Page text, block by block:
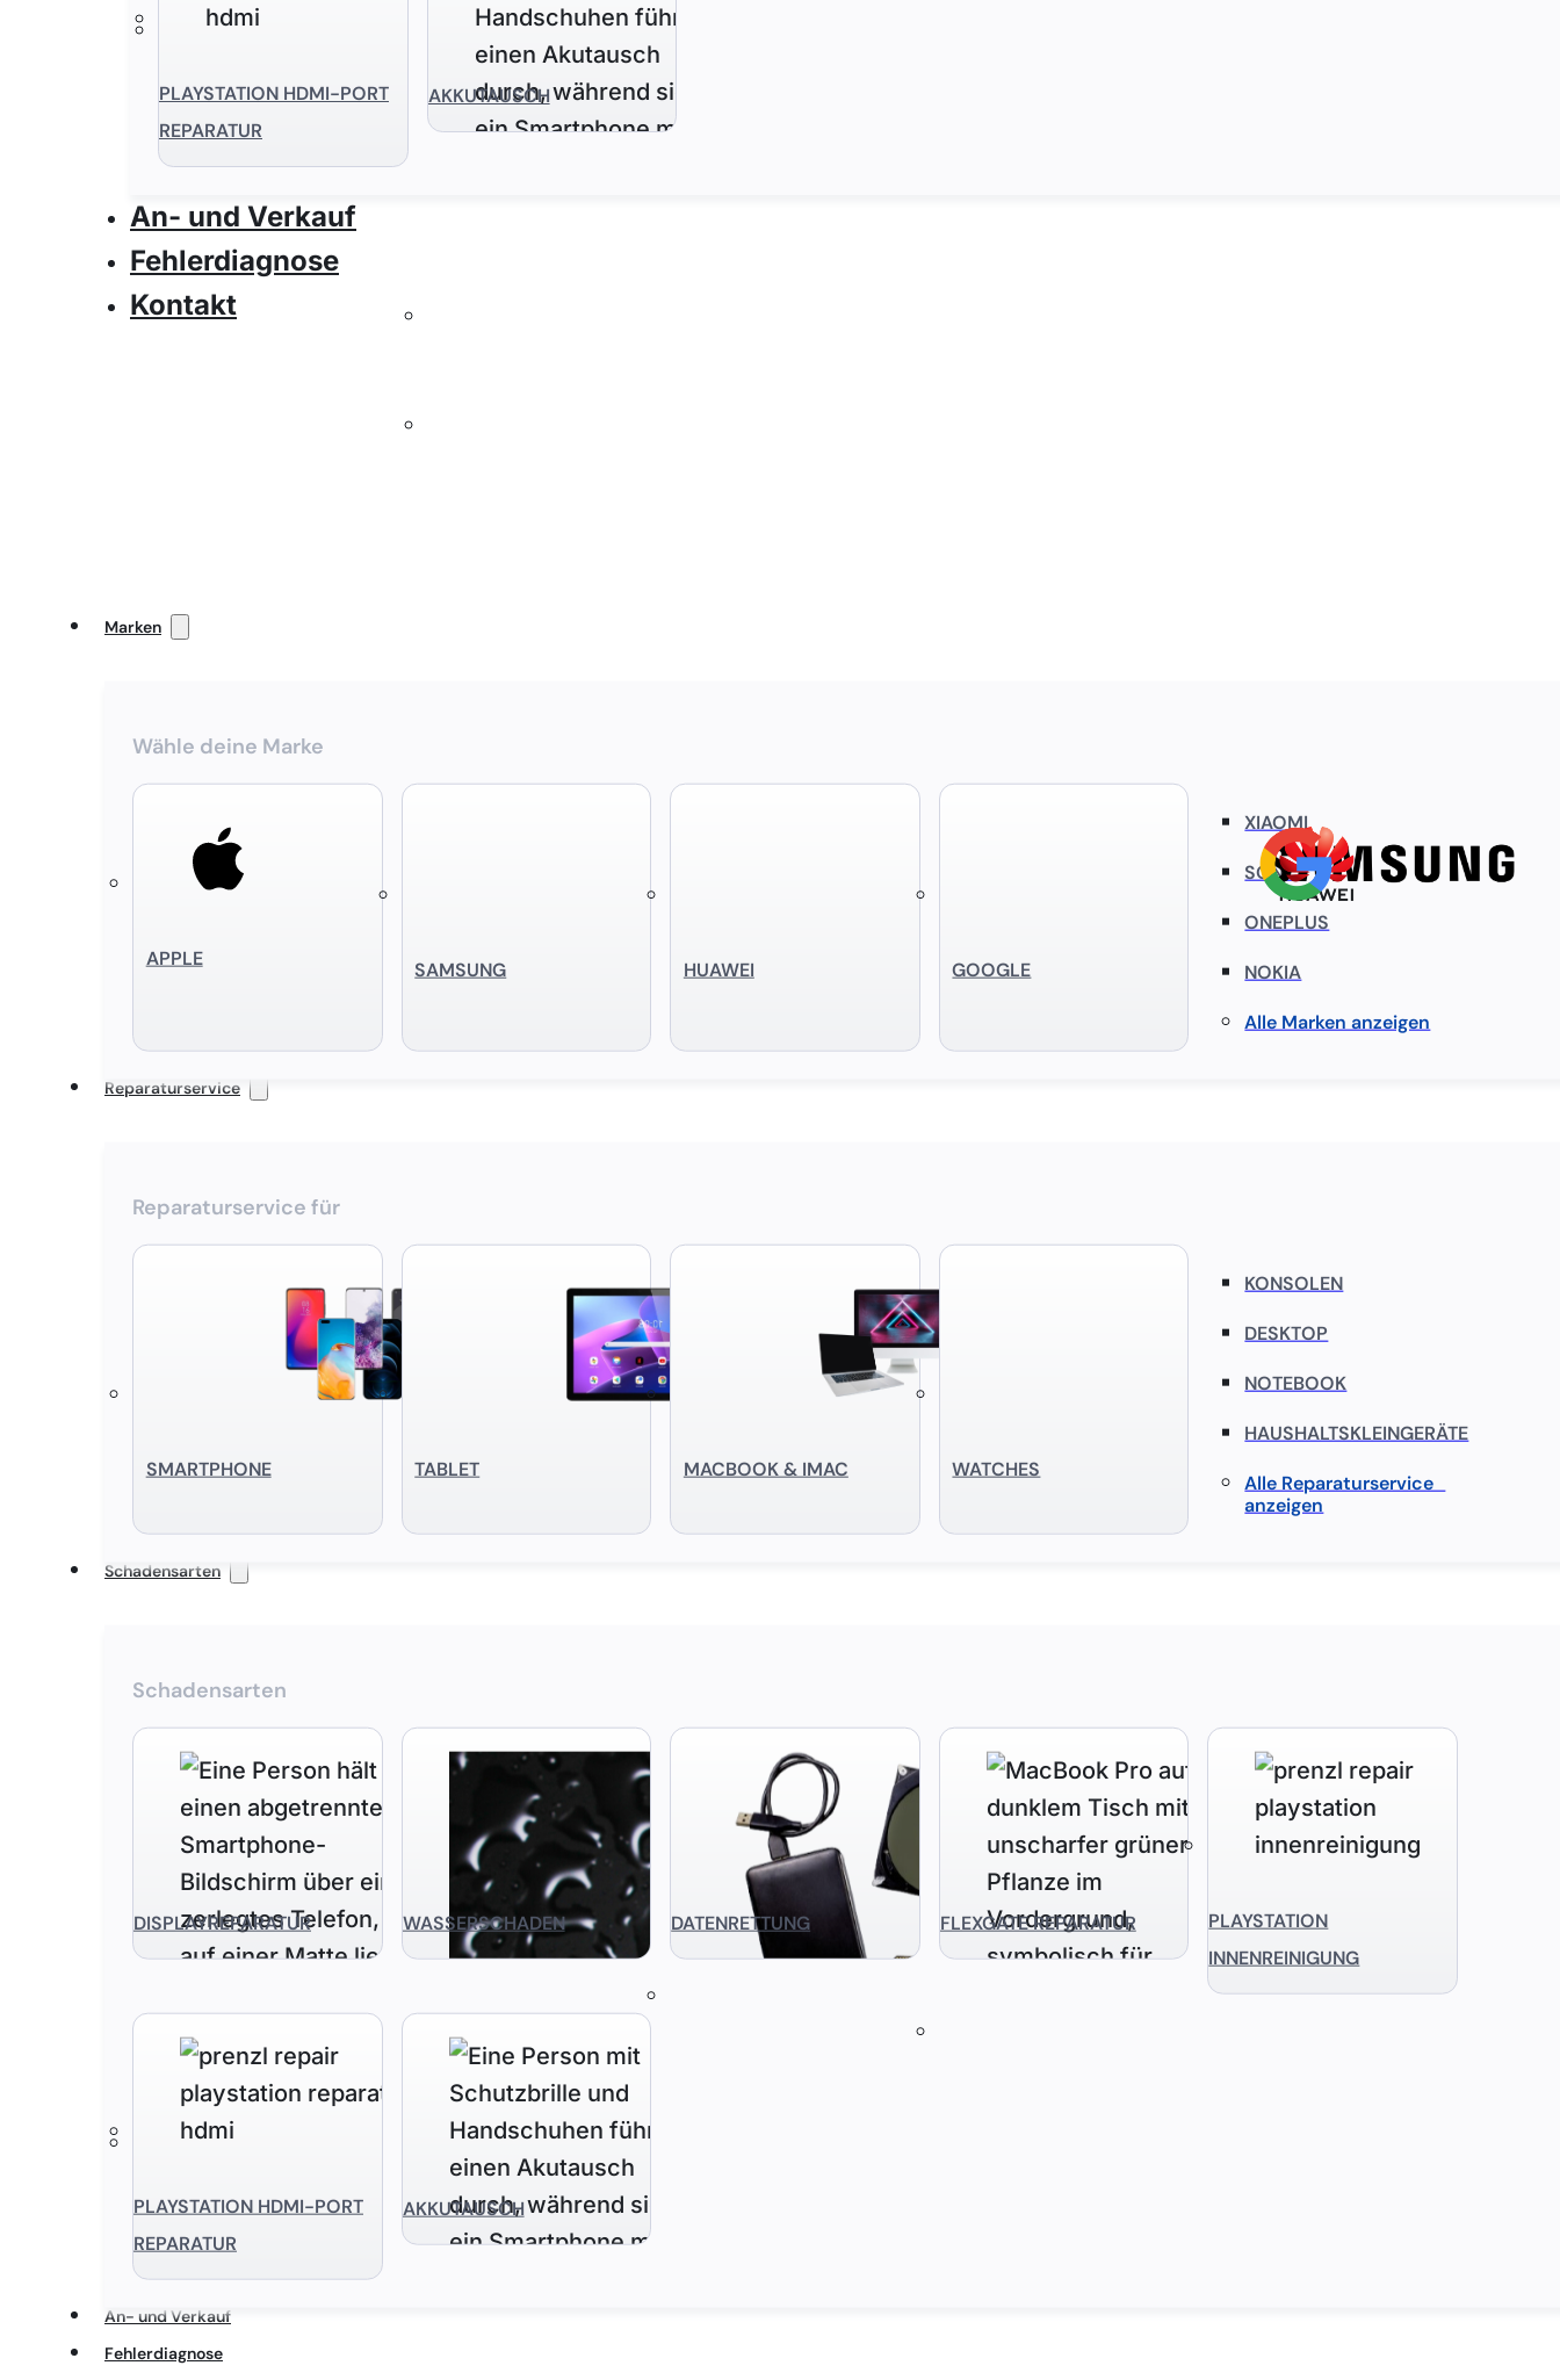
PLAYSTATION HDMI-PORT
REPARATUR
AKKUTAUSCH
An- und Verkauf
Fehlerdiagnose
Kontakt
Marken
Wähle deine Marke
APPLE SAMSUNG HUAWEI GOOGLE
XIAOMI
SONY
ONEPLUS
NOKIA
Alle Marken anzeigen
Reparaturservice
Reparaturservice für
SMART­PHONE TABLET MACBOOK & IMAC WATCHES
KONSOLEN
DESKTOP
NOTEBOOK
HAUSHALTSKLEINGERÄTE
Alle Reparaturservice
anzeigen
Schadensarten
Schadensarten
DISPLAYREPARATUR WASSERSCHADEN DATENRETTUNG FLEXGATE REPARATUR
PLAYSTATION
INNENREINIGUNG
PLAYSTATION HDMI-PORT
REPARATUR
AKKUTAUSCH
An- und Verkauf
Fehlerdiagnose